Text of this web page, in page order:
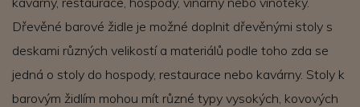
Dřevěné barové židle je možné doplnit dřevěnými stoly s
deskami různých velikostí a materiálů podle toho zda se
jedná o stoly do hospody, restaurace nebo kavárny. Stoly k
barovým židlím mohou mít různé typy vysokých, kovových